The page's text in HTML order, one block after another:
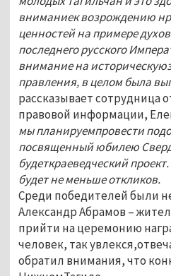
вниманиек возрождению
ценностей на примере
последнего русского
внимание на
правления, в целом была
рассказывает сотрудница
правовой информации,
мы планируемпровести
посвященный юбилею
будеткраеведческий
будет не меньше откликов.
Среди победителей были
Александр Абрамов –
прийти на церемонию
человек, так
обратил внимания, что